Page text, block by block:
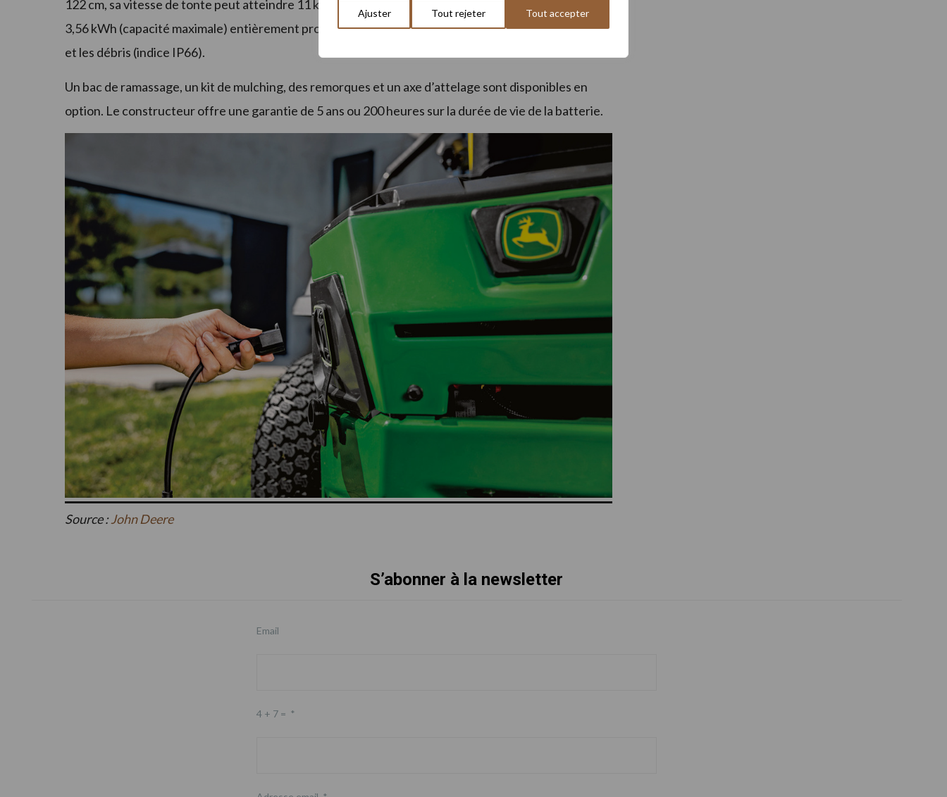
Ajuster Tout rejeter Tout accepter
122 cm, sa vitesse de tonte peut atteindre 11 km/h. La Z370R est dotée d’une batterie étanche de
3,56 kWh (capacité maximale) entièrement protégée contre les éléments tels que l’eau, la poussière
et les débris (indice IP66).
Un bac de ramassage, un kit de mulching, des remorques et un axe d’attelage sont disponibles en
option. Le constructeur offre une garantie de 5 ans ou 200 heures sur la durée de vie de la batterie.
Source :John Deere
S’abonner à la newsletter
Email
4 + 7 = *